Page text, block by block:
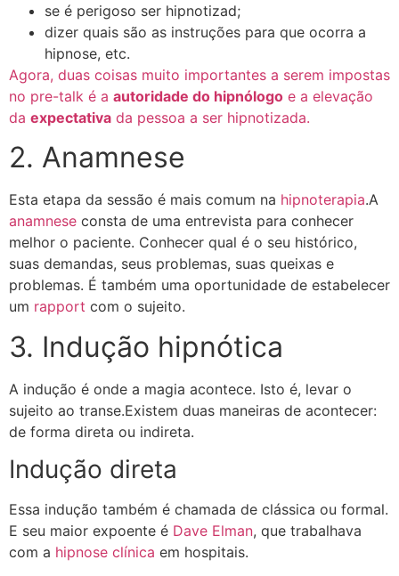
se é perigoso ser hipnotizad;
dizer quais são as instruções para que ocorra a
hipnose, etc.
Agora, duas coisas muito importantes a serem impostas
no pre-talk é a autoridade do hipnólogo e a elevação
da expectativa da pessoa a ser hipnotizada.
2. Anamnese
Esta etapa da sessão é mais comum na hipnoterapia.A
anamnese consta de uma entrevista para conhecer
melhor o paciente. Conhecer qual é o seu histórico,
suas demandas, seus problemas, suas queixas e
problemas. É também uma oportunidade de estabelecer
um rapport com o sujeito.
3. Indução hipnótica
A indução é onde a magia acontece. Isto é, levar o
sujeito ao transe.Existem duas maneiras de acontecer:
de forma direta ou indireta.
Indução direta
Essa indução também é chamada de clássica ou formal.
E seu maior expoente é Dave Elman, que trabalhava
com a hipnose clínica em hospitais.